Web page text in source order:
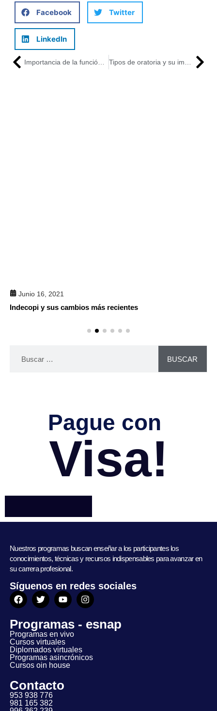
Facebook Twitter
LinkedIn
Junio 16, 2021
Indecopi y sus cambios más recientes
BUSCAR
Pague con
Visa!
Nuestros programas buscan enseñar a los participantes los
conocimientos, técnicas y recursos indispensables para avanzar en
su carrera profesional.
Síguenos en redes sociales
Programas - esnap
Programas en vivo
Cursos virtuales
Diplomados virtuales
Programas asincrónicos
Cursos oin house
Contacto
953 938 776
981 165 382